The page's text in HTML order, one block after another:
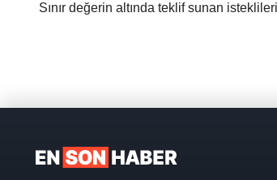
Sınır değerin altında teklif sunan